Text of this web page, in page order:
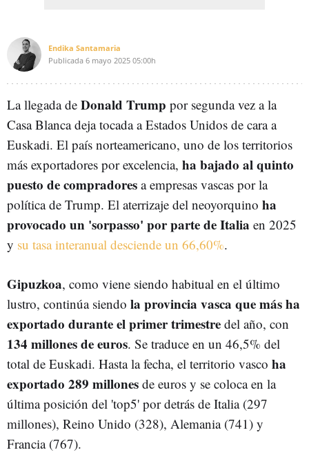
Endika Santamaria
Publicada 6 mayo 2025 05:00h
La llegada de Donald Trump por segunda vez a la
Casa Blanca deja tocada a Estados Unidos de cara a
Euskadi. El país norteamericano, uno de los territorios
más exportadores por excelencia, ha bajado al quinto
puesto de compradores a empresas vascas por la
política de Trump. El aterrizaje del neoyorquino ha
provocado un 'sorpasso' por parte de Italia en 2025
y su tasa interanual desciende un 66,60%.
Gipuzkoa, como viene siendo habitual en el último
lustro, continúa siendo la provincia vasca que más ha
exportado durante el primer trimestre del año, con
134 millones de euros. Se traduce en un 46,5% del
total de Euskadi. Hasta la fecha, el territorio vasco ha
exportado 289 millones de euros y se coloca en la
última posición del 'top5' por detrás de Italia (297
millones), Reino Unido (328), Alemania (741) y
Francia (767).